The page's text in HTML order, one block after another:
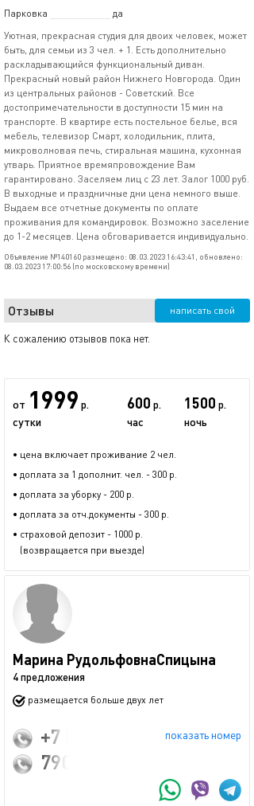
Парковка
да
Уютная, прекрасная студия для двоих человек, может
быть, для семьи из 3 чел. + 1. Есть дополнительно
раскладывающийся функциональный диван.
Прекрасный новый район Нижнего Новгорода. Один
из центральных районов - Советский. Все
достопримечательности в доступности 15 мин на
транспорте. В квартире есть постельное белье, вся
мебель, телевизор Смарт, холодильник, плита,
микроволновая печь, стиральная машина, кухонная
утварь. Приятное времяпровождение Вам
гарантировано. Заселяем лиц с 23 лет. Залог 1000 руб.
В выходные и праздничные дни цена немного выше.
Выдаем все отчетные документы по оплате
проживания для командировок. Возможно заселение
до 1-2 месяцев. Цена обговаривается индивидуально.
Объявление №140160 размещено: 08.03.2023 16:43:41, обновлено:
08.03.2023 17:00:56 (по московскому времени)
Отзывы написать свой
К сожалению отзывов пока нет.
от 1999 р.
сутки
600 р.
час
1500 р.
ночь
• цена включает проживание 2 чел.
• доплата за 1 дополнит. чел. - 300 р.
• доплата за уборку - 200 р.
• доплата за отч.документы - 300 р.
• страховой депозит - 1000 р.
(возвращается при выезде)
Марина РудольфовнаСпицына
4 предложения
размещается больше двух лет
показать номер
+7 (9092999725
79063515013